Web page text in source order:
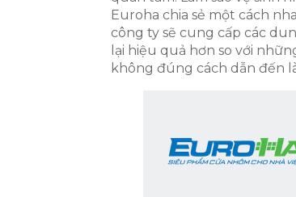
Euroha chia sẻ một cách
công ty sẽ cung cấp các
lại hiệu quả hơn so với
không đúng cách dẫn đến